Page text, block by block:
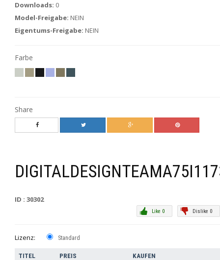
Downloads: 0
Model-Freigabe: NEIN
Eigentums-Freigabe: NEIN
Farbe
Share
ID : 30302
Dislike 0
Like 0
Lizenz: Standard
TITEL PREIS KAUFEN